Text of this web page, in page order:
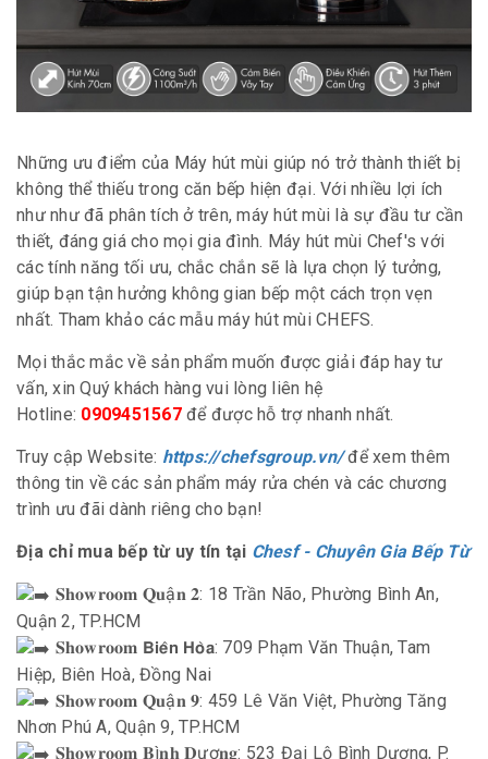
Những ưu điểm của Máy hút mùi giúp nó trở thành thiết bị
không thể thiếu trong căn bếp hiện đại. Với nhiều lợi ích
như như đã phân tích ở trên, máy hút mùi là sự đầu tư cần
thiết, đáng giá cho mọi gia đình. Máy hút mùi Chef's với
các tính năng tối ưu, chắc chắn sẽ là lựa chọn lý tưởng,
giúp bạn tận hưởng không gian bếp một cách trọn vẹn
nhất. Tham khảo các mẫu máy hút mùi CHEFS.
Mọi thắc mắc về sản phẩm muốn được giải đáp hay tư
vấn, xin Quý khách hàng vui lòng liên hệ
Hotline: 0909451567để được hỗ trợ nhanh nhất.
Truy cập Website: https://chefsgroup.vn/để xem thêm
thông tin về các sản phẩm máy rửa chén và các chương
trình ưu đãi dành riêng cho bạn!
Địa chỉ mua bếp từ uy tín tại Chesf - Chuyên Gia Bếp Từ
𝐒𝐡𝐨𝐰𝐫𝐨𝐨𝐦 𝐐𝐮ậ𝐧 𝟐: 18 Trần Não, Phường Bình An,
Quận 2, TP.HCM
𝐒𝐡𝐨𝐰𝐫𝐨𝐨𝐦 𝗕𝗶𝗲̂𝗻 𝗛𝗼̀𝗮: 709 Phạm Văn Thuận, Tam
Hiệp, Biên Hoà, Đồng Nai
𝐒𝐡𝐨𝐰𝐫𝐨𝐨𝐦 𝐐𝐮ậ𝐧 𝟗: 459 Lê Văn Việt, Phường Tăng
Nhơn Phú A, Quận 9, TP.HCM
𝐒𝐡𝐨𝐰𝐫𝐨𝐨𝐦 𝐁ì𝐧𝐡 𝐃ươ𝐧𝐠: 523 Đại Lộ Bình Dương, P.